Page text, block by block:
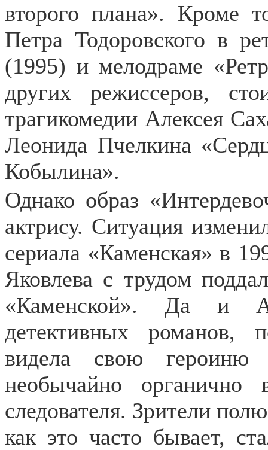
второго плана». Кроме
Петра Тодоровского в
(1995) и мелодраме
других режиссеров,
трагикомедии Алексея
Леонида Пчелкина
Кобылина».
Однако образ
актрису. Ситуация
сериала «Каменская» в
Яковлева с трудом
«Каменской». Да и
детективных романов,
видела свою героиню
необычайно органично
следователя. Зрители
как это часто бывает,